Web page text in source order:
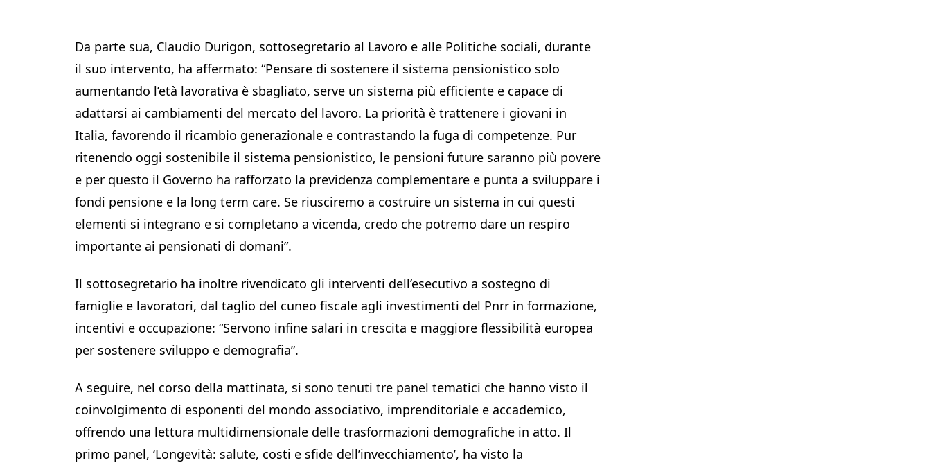
Da parte sua, Claudio Durigon, sottosegretario al Lavoro e alle Politiche sociali, durante
il suo intervento, ha affermato: “Pensare di sostenere il sistema pensionistico solo
aumentando l’età lavorativa è sbagliato, serve un sistema più efficiente e capace di
adattarsi ai cambiamenti del mercato del lavoro. La priorità è trattenere i giovani in
Italia, favorendo il ricambio generazionale e contrastando la fuga di competenze. Pur
ritenendo oggi sostenibile il sistema pensionistico, le pensioni future saranno più povere
e per questo il Governo ha rafforzato la previdenza complementare e punta a sviluppare i
fondi pensione e la long term care. Se riusciremo a costruire un sistema in cui questi
elementi si integrano e si completano a vicenda, credo che potremo dare un respiro
importante ai pensionati di domani”.
Il sottosegretario ha inoltre rivendicato gli interventi dell’esecutivo a sostegno di
famiglie e lavoratori, dal taglio del cuneo fiscale agli investimenti del Pnrr in formazione,
incentivi e occupazione: “Servono infine salari in crescita e maggiore flessibilità europea
per sostenere sviluppo e demografia”.
A seguire, nel corso della mattinata, si sono tenuti tre panel tematici che hanno visto il
coinvolgimento di esponenti del mondo associativo, imprenditoriale e accademico,
offrendo una lettura multidimensionale delle trasformazioni demografiche in atto. Il
primo panel, ‘Longevità: salute, costi e sfide dell’invecchiamento’, ha visto la